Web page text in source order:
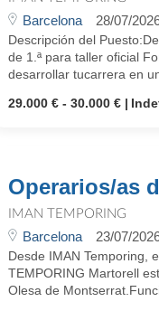
Barcelona 28/07/
Descripción del
de 1.ª para taller oficial
desarrollar tucarrera en
29.000 € - 30.000 €
Operarios/as
IMAN TEMPORING
Barcelona 23/07/
Desde IMAN Temporing,
TEMPORING Martorell
Olesa de